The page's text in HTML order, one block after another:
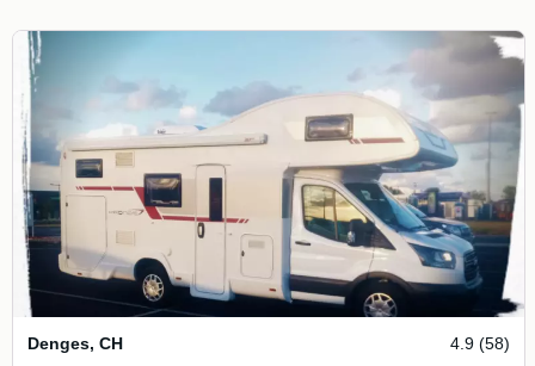
Denges, CH 4.9 (58)